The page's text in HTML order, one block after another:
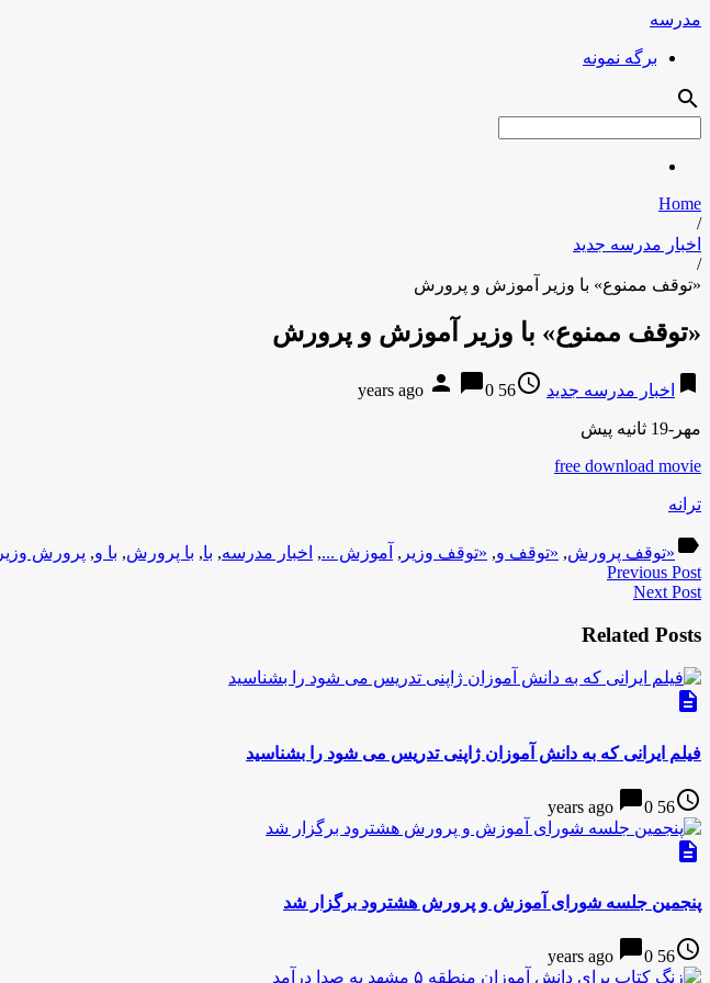
مدرسه
برگه نمونه
search
Home
/
اخبار مدرسه جدید
/
«توقف ممنوع» با وزیر آموزش و پرورش
«توقف ممنوع» با وزیر آموزش و پرورش
bookmark اخبار مدرسه جدید access_time
56 years ago
person chat_bubble0
مهر-19 ثانیه پیش
free download movie
ترانه
label «توقف پرورش, «توقف و, «توقف وزیر , آموزش ..., اخبار مدرسه, با, با پرورش, با و, پرورش وزیر
Previous Post
Next Post
Related Posts
description
فیلم ایرانی که به دانش آموزان ژاپنی تدریس می شود را بشناسید
access_time
56 years ago
chat_bubble0
description
پنجمین جلسه شورای آموزش و پرورش هشترود برگزار شد
access_time
56 years ago
chat_bubble0